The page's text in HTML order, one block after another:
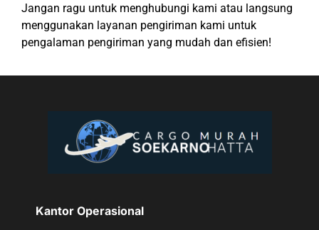
Jangan ragu untuk menghubungi kami atau langsung
menggunakan layanan pengiriman kami untuk
pengalaman pengiriman yang mudah dan efisien!
Kantor Operasional